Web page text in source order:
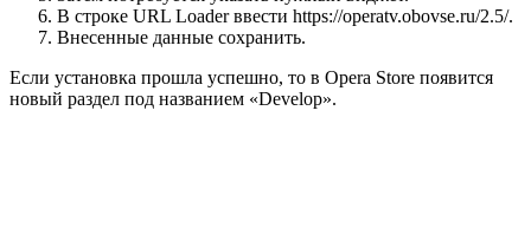
В строке URL Loader ввести https://operatv.obovse.ru/2.5/.
Внесенные данные сохранить.
Если установка прошла успешно, то в Opera Store появится
новый раздел под названием «Develop».